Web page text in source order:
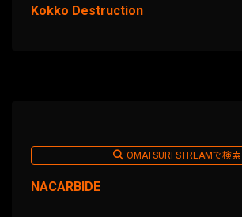
Kokko Destruction
OMATSURI STREAMで検索
NACARBIDE